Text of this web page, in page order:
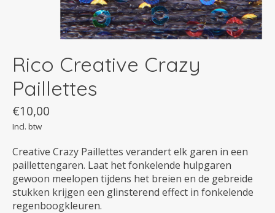
Rico Creative Crazy
Paillettes
€10,00
Incl. btw
Creative Crazy Paillettes verandert elk garen in een
paillettengaren. Laat het fonkelende hulpgaren
gewoon meelopen tijdens het breien en de gebreide
stukken krijgen een glinsterend effect in fonkelende
regenboogkleuren.